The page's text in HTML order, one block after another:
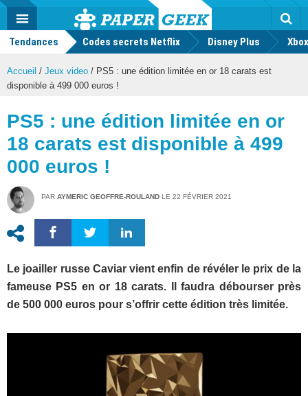
Actu
geek
MENU
Tendances Codes secrets Netflix Disney Plus
Accueil / Jeux video / PS5 : une édition limitée en or 18 carats est
disponible à 499 000 euros !
PS5 : une édition limitée en or
18 carats est disponible à 499
000 euros !
PAR AYMERIC GEOFFRE-ROULAND LE 22 FÉVRIER 2021
Le joailler russe Caviar vient enfin de révéler le prix de la
fameuse PS5 en or 18 carats. Il faudra débourser près
de 500 000 euros pour s’offrir cette édition très limitée.
Mode
FacebookTwitter Youtube